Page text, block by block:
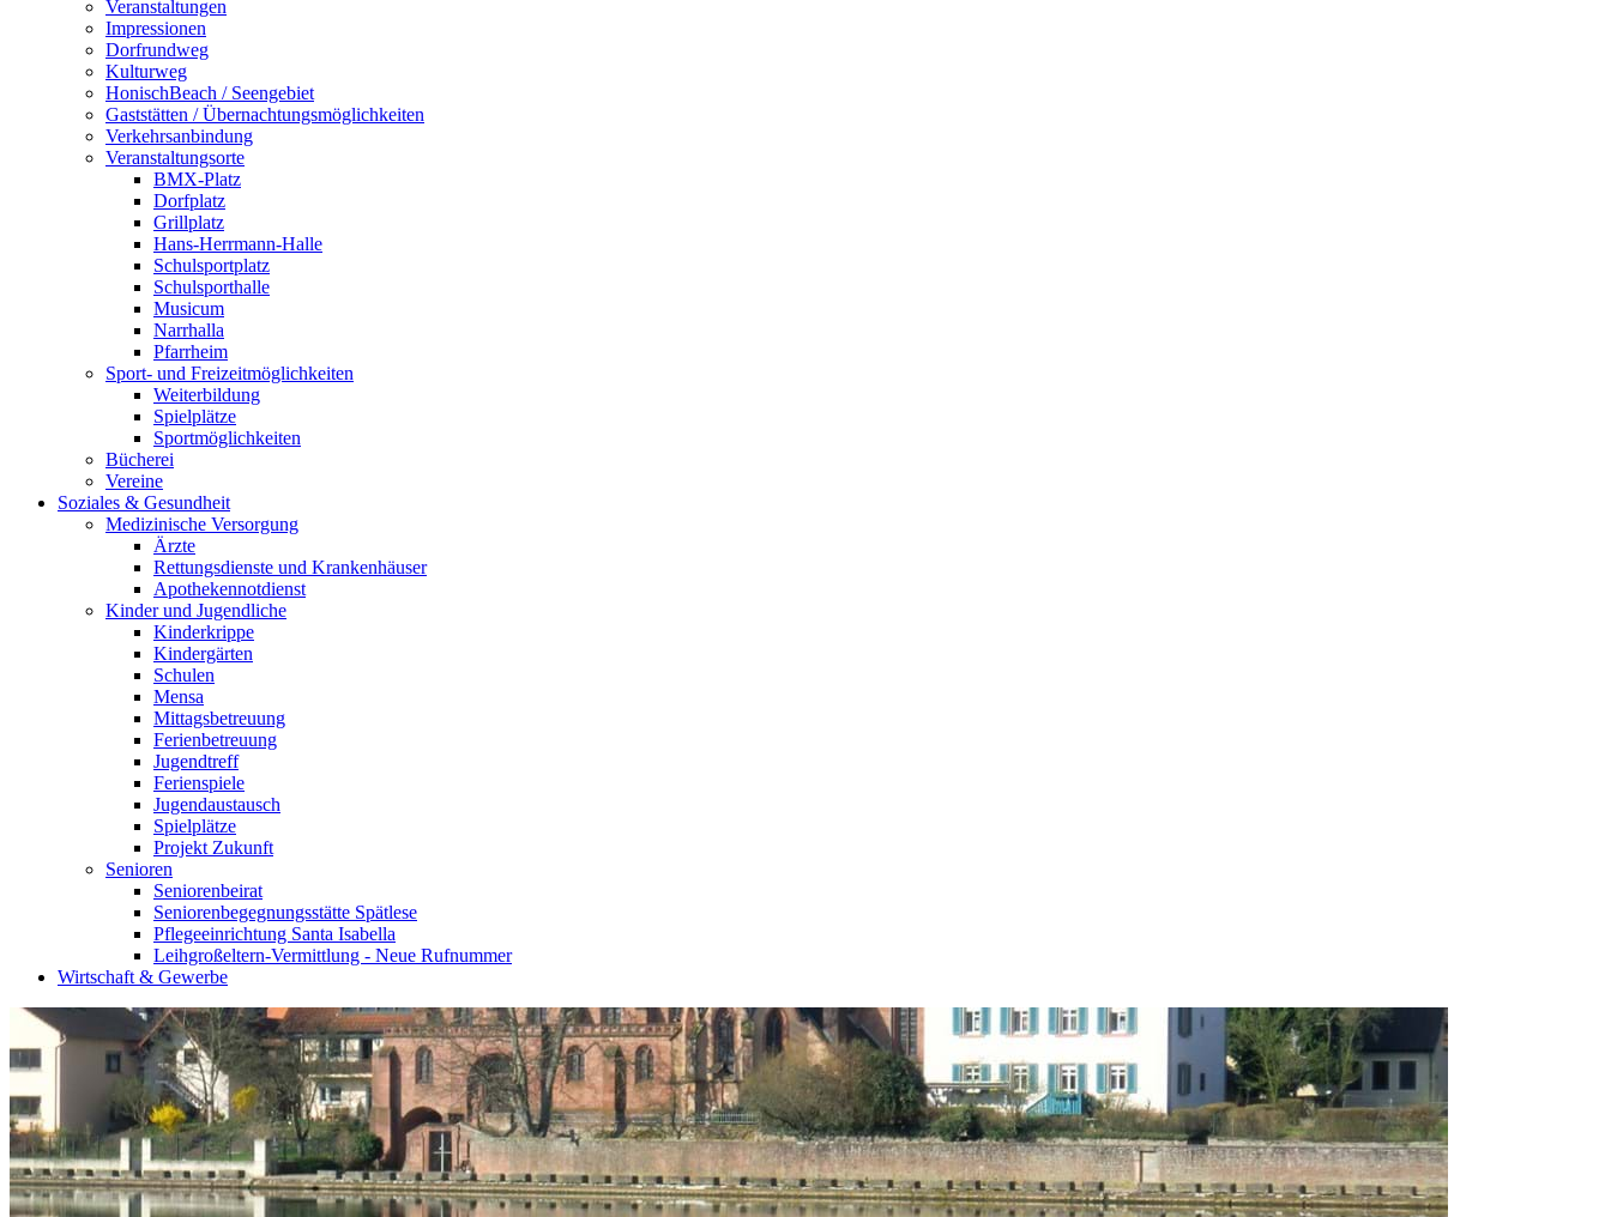
Veranstaltungen
Impressionen
Dorfrundweg
Kulturweg
HonischBeach / Seengebiet
Gaststätten / Übernachtungsmöglichkeiten
Verkehrsanbindung
Veranstaltungsorte
BMX-Platz
Dorfplatz
Grillplatz
Hans-Herrmann-Halle
Schulsportplatz
Schulsporthalle
Musicum
Narrhalla
Pfarrheim
Sport- und Freizeitmöglichkeiten
Weiterbildung
Spielplätze
Sportmöglichkeiten
Bücherei
Vereine
Soziales & Gesundheit
Medizinische Versorgung
Ärzte
Rettungsdienste und Krankenhäuser
Apothekennotdienst
Kinder und Jugendliche
Kinderkrippe
Kindergärten
Schulen
Mensa
Mittagsbetreuung
Ferienbetreuung
Jugendtreff
Ferienspiele
Jugendaustausch
Spielplätze
Projekt Zukunft
Senioren
Seniorenbeirat
Seniorenbegegnungsstätte Spätlese
Pflegeeinrichtung Santa Isabella
Leihgroßeltern-Vermittlung - Neue Rufnummer
Wirtschaft & Gewerbe